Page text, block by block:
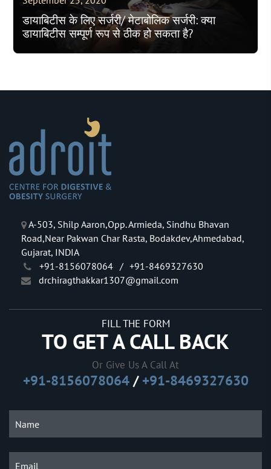
डायाबिटीस के लिए सर्जरी/ मेटाबोलिक सर्जरी: क्या
डायाबिटीस सम्पूर्ण रूप से ठीक हो सकता है?
A-503, Shilp Aaron,Opp. Armieda, Sindhu Bhavan
Road,Near Pakwan Char Rasta, Bodakdev,Ahmedabad,
Gujarat, INDIA
+91-8156078064 / +91-8469327630
drchiragthakkar1307@gmail.com
FILL THE FORM
TO GET A CALL BACK
Or Give Us A Call At
+91-8156078064/ +91-8469327630